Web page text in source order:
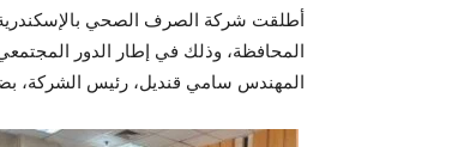
أطلقت شركة الصرف الصحي بالإسكندرية
المحافظة، وذلك في إطار الدور
المهندس سامي قنديل، رئيس الشركة،